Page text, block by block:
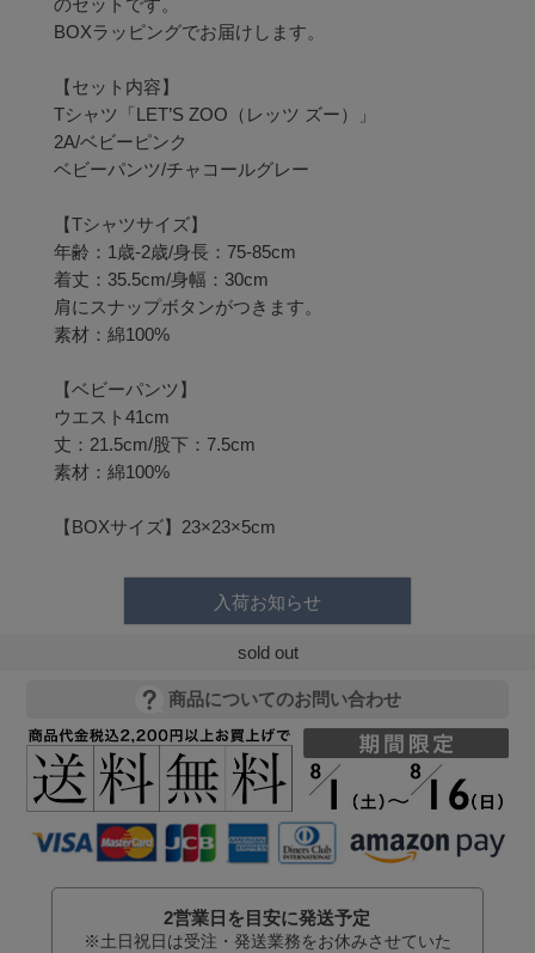
のセットです。
BOXラッピングでお届けします。
【セット内容】
Tシャツ「LET’S ZOO（レッツ ズー）」
2A/ベビーピンク
ベビーパンツ/チャコールグレー
【Tシャツサイズ】
年齢：1歳-2歳/身長：75-85cm
着丈：35.5cm/身幅：30cm
肩にスナップボタンがつきます。
素材：綿100%
【ベビーパンツ】
ウエスト41cm
丈：21.5cm/股下：7.5cm
素材：綿100%
【BOXサイズ】23×23×5cm
入荷お知らせ
sold out
商品についてのお問い合わせ
2営業日を目安に発送予定
※土日祝日は受注・発送業務をお休みさせていた